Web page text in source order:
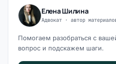
Елена Шилина
Адвокат · автор
Помогаем разобраться с
вопрос и подскажем шаги.